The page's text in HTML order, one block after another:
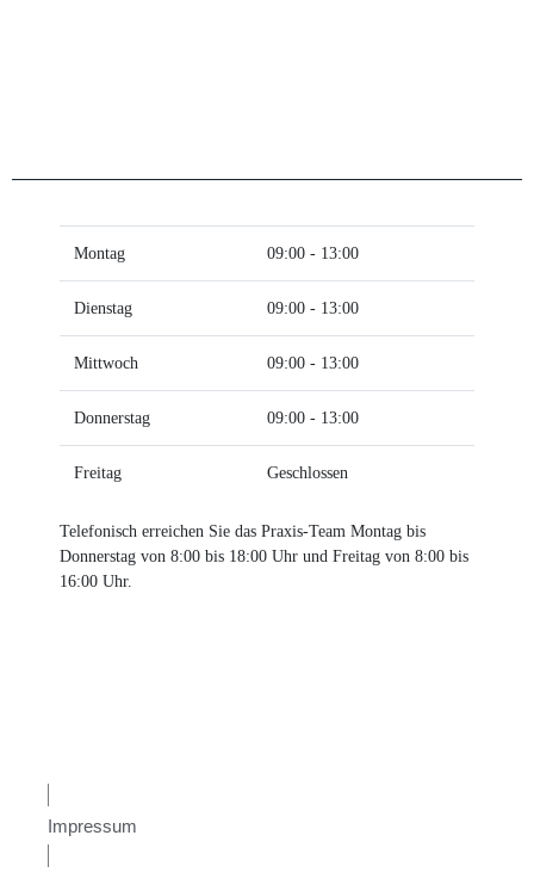
Montag 09:00 - 13:00
Dienstag 09:00 - 13:00
Mittwoch 09:00 - 13:00
Donnerstag 09:00 - 13:00
Freitag Geschlossen
Telefonisch erreichen Sie das Praxis-Team Montag bis
Donnerstag von 8:00 bis 18:00 Uhr und Freitag von 8:00 bis
16:00 Uhr.
Impressum